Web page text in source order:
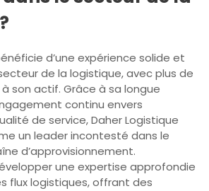
d’une expérience solide et
de la logistique, avec plus de
à son actif. Grâce à sa longue
continu envers
de service, Daher Logistique
un leader incontesté dans le
d’approvisionnement.
une expertise approfondie
flux logistiques, offrant des